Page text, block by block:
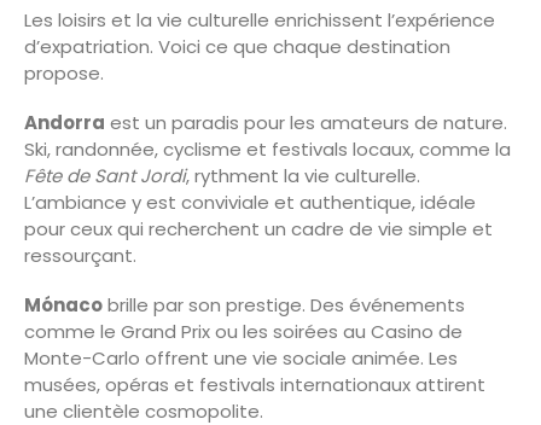
Les loisirs et la vie culturelle enrichissent l’expérience
d’expatriation. Voici ce que chaque destination
propose.
Andorra est un paradis pour les amateurs de nature.
Ski, randonnée, cyclisme et festivals locaux, comme la
Fête de Sant Jordi, rythment la vie culturelle.
L’ambiance y est conviviale et authentique, idéale
pour ceux qui recherchent un cadre de vie simple et
ressourçant.
Mónacobrille par son prestige. Des événements
comme le Grand Prix ou les soirées au Casino de
Monte-Carlo offrent une vie sociale animée. Les
musées, opéras et festivals internationaux attirent
une clientèle cosmopolite.